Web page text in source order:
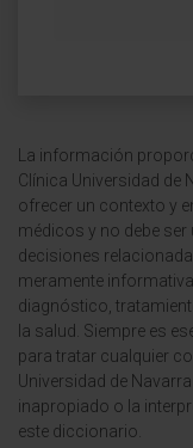
La información
Clínica Universidad de
ofrecer un contexto y
médicos y no debe
decisiones
meramente
diagnóstico,
la salud. Siempre es
para tratar cualquier
Universidad de
inapropiado o la
este diccionario.